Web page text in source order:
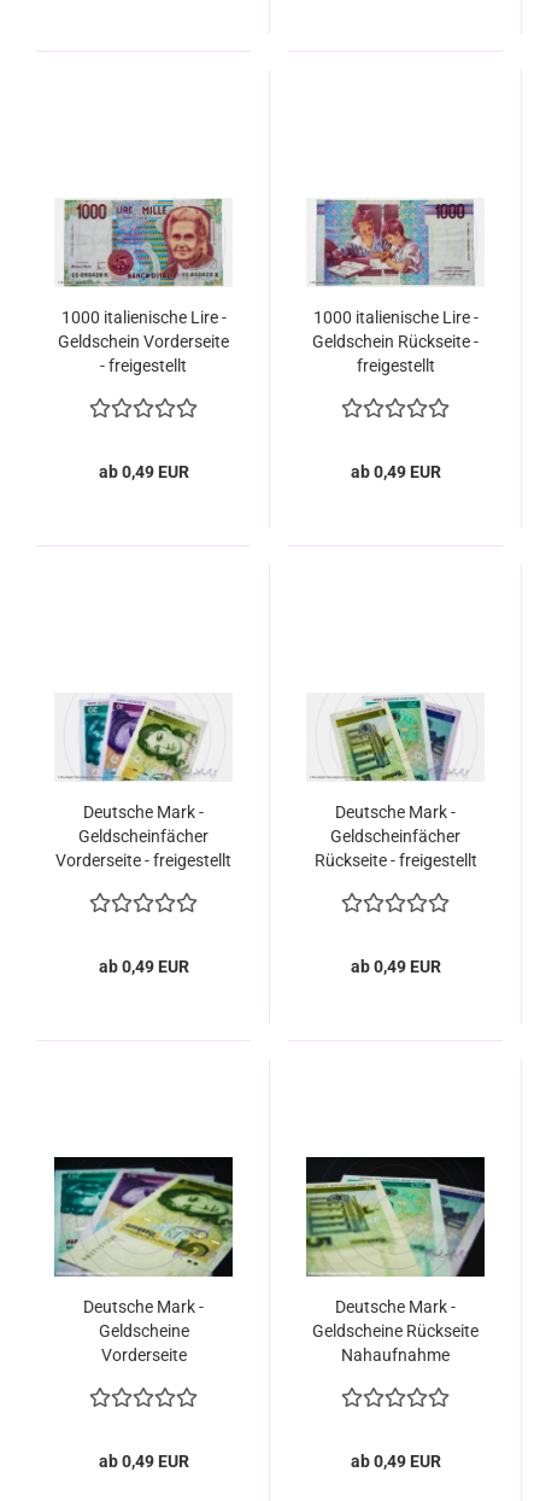
1000 italienische Lire -
Geldschein Vorderseite
- freigestellt
ab 0,49 EUR
1000 italienische Lire -
Geldschein Rückseite -
freigestellt
ab 0,49 EUR
Deutsche Mark -
Geldscheinfächer
Vorderseite - freigestellt
ab 0,49 EUR
Deutsche Mark -
Geldscheinfächer
Rückseite - freigestellt
ab 0,49 EUR
Deutsche Mark -
Geldscheine
Vorderseite
ab 0,49 EUR
Deutsche Mark -
Geldscheine Rückseite
Nahaufnahme
ab 0,49 EUR